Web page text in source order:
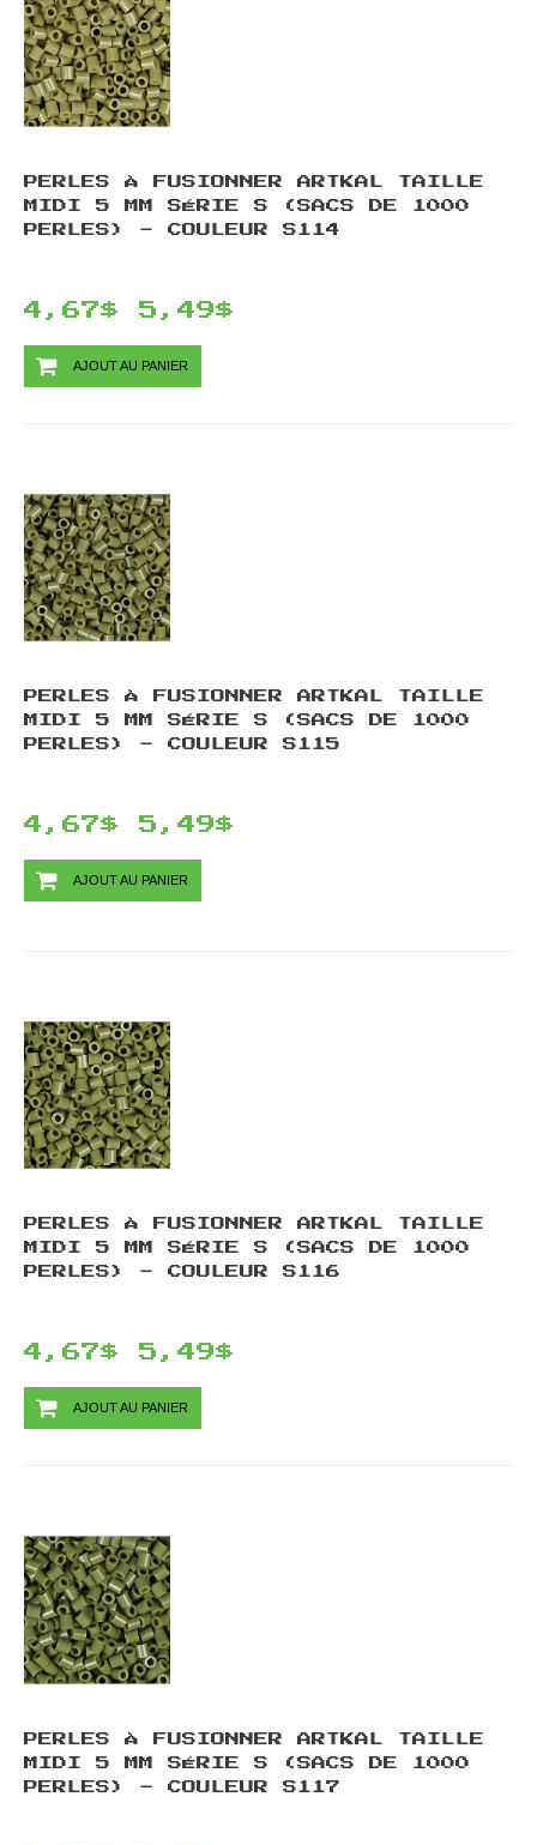
PERLES À FUSIONNER ARTKAL TAILLE
MIDI 5 MM SÉRIE S (SACS DE 1000
PERLES) - COULEUR S114
4,67$ 5,49$
AJOUT AU PANIER
PERLES À FUSIONNER ARTKAL TAILLE
MIDI 5 MM SÉRIE S (SACS DE 1000
PERLES) - COULEUR S115
4,67$ 5,49$
AJOUT AU PANIER
PERLES À FUSIONNER ARTKAL TAILLE
MIDI 5 MM SÉRIE S (SACS DE 1000
PERLES) - COULEUR S116
4,67$ 5,49$
AJOUT AU PANIER
PERLES À FUSIONNER ARTKAL TAILLE
MIDI 5 MM SÉRIE S (SACS DE 1000
PERLES) - COULEUR S117